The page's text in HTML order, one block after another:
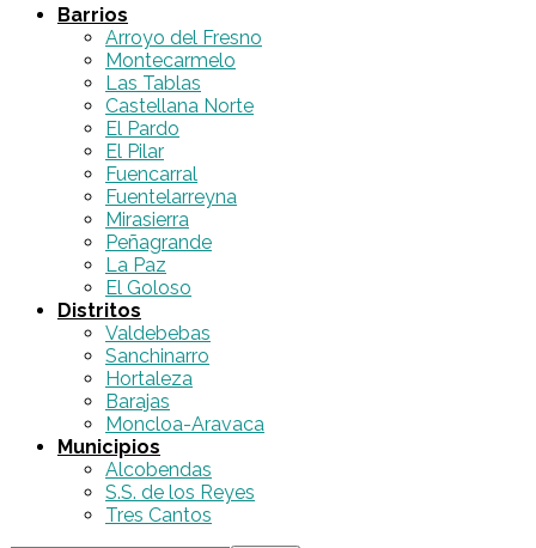
Barrios
Arroyo del Fresno
Montecarmelo
Las Tablas
Castellana Norte
El Pardo
El Pilar
Fuencarral
Fuentelarreyna
Mirasierra
Peñagrande
La Paz
El Goloso
Distritos
Valdebebas
Sanchinarro
Hortaleza
Barajas
Moncloa-Aravaca
Municipios
Alcobendas
S.S. de los Reyes
Tres Cantos